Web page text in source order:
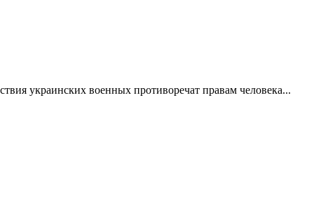
украинских военных противоречат правам человека...